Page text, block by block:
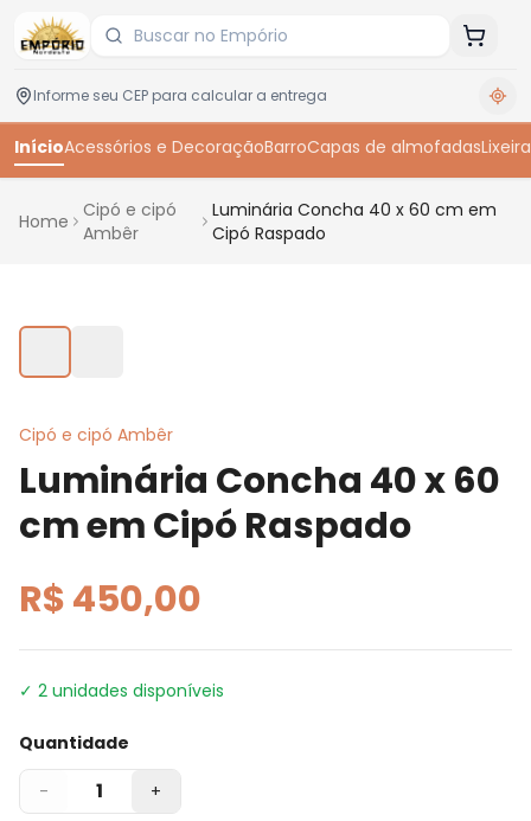
InícioAcessórios e DecoraçãoBarroCapas de almofadasLixeira
Home
Cipó e cipó
Ambêr
Luminária Concha 40 x 60 cm em
Cipó Raspado
Cipó e cipó Ambêr
Luminária Concha 40 x 60
cm em Cipó Raspado
R$ 450,00
✓ 2 unidades disponíveis
Quantidade
- 1 +